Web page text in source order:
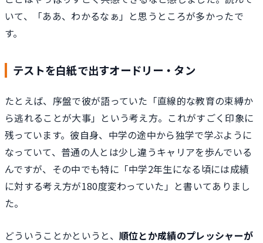
いて、「ああ、わかるなぁ」と思うところが多かったで
す。
テストを白紙で出すオードリー・タン
たとえば、序盤で彼が語っていた「直線的な教育の束縛か
ら逃れることが大事」という考え方。これがすごく印象に
残っています。彼自身、中学の途中から独学で学ぶように
なっていて、普通の人とは少し違うキャリアを歩んでいる
んですが、その中でも特に「中学2年生になる頃には成績
に対する考え方が180度変わっていた」と書いてありまし
た。
どういうことかというと、 順位とか成績のプレッシャーが